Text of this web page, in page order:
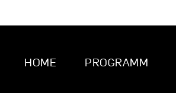
HOME PROGRAMM